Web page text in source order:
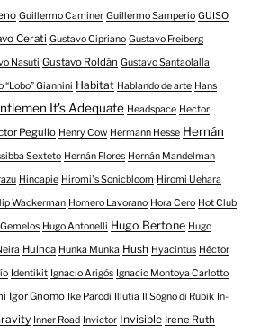
Guillermo Caminer Guillermo Samperio GUISO
Cerati Gustavo Cipriano Gustavo Freiberg
Nasuti Gustavo Roldán Gustavo Santaolalla
“Lobo” Giannini Habitat Hablando de arte Hans
It's Adequate Headspace Hector
Pegullo Henry Cow Hermann Hesse Hernán
Sexteto Hernán Flores Hernán Mandelman
Hincapie Hiromi's Sonicbloom Hiromi Uehara
Wackerman Homero Lavorano Hora Cero Hot Club
Hugo Antonelli Hugo Bertone Hugo
Huinca Hunka Munka Hush Hyacintus Héctor
Identikit Ignacio Arigós Ignacio Montoya Carlotto
Igor Gnomo Ike Parodi Illutia Il Sogno di Rubik In-
Inner Road Invictor Invisible Irene Ruth